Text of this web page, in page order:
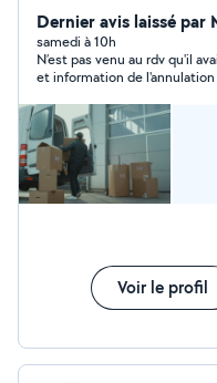
Sérieux, motivé et soigneux je travaille avec
efficacité.
Dernier avis laissé par
samedi à 10h
N’est pas venu au rdv qu'il
et information de
Voir le profil